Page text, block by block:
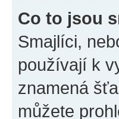
Co to jsou
Smajlíci,
používají k
znamená
můžete